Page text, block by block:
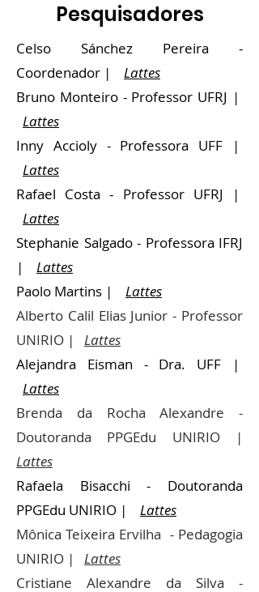
Pesquisadores
Celso Sánchez Pereira -
Coordenador | Lattes
Bruno Monteiro - Professor UFRJ |
Lattes
Inny Accioly - Professora UFF |
Lattes
Rafael Costa - Professor UFRJ |
Lattes
Stephanie Salgado - Professora IFRJ
|
Lattes
Paolo Martins |
Lattes
Alberto Calil Elias Junior - Professor
UNIRIO | Lattes
Alejandra Eisman - Dra. UFF
|
Lattes
Brenda da Rocha Alexandre -
Doutoranda PPGEdu UNIRIO |
Lattes
Rafaela Bisacchi - Doutoranda
PPGEdu UNIRIO |
Lattes
Mônica Teixeira Ervilha - Pedagogia
UNIRIO | Lattes
Cristiane Alexandre da Silva -